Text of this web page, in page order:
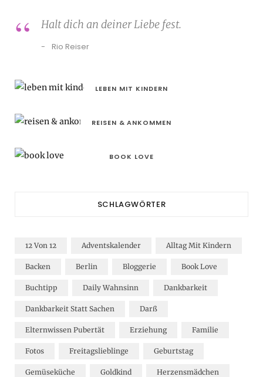
Halt dich an deiner Liebe fest.
Rio Reiser
LEBEN MIT KINDERN
REISEN & ANKOMMEN
BOOK LOVE
SCHLAGWÖRTER
12 Von 12 Adventskalender Alltag Mit Kindern
Backen Berlin Bloggerie Book Love
Buchtipp Daily Wahnsinn Dankbarkeit
Dankbarkeit Statt Sachen Darß
Elternwissen Pubertät Erziehung Familie
Fotos Freitagslieblinge Geburtstag
Gemüseküche Goldkind Herzensmädchen